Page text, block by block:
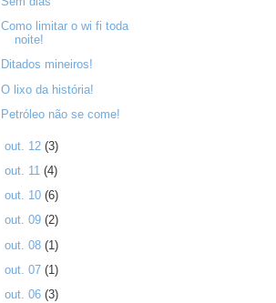
Como limitar o wi fi toda
noite!
Ditados mineiros!
O lixo da história!
Petróleo não se come!
out. 12 (3)
out. 11 (4)
out. 10 (6)
out. 09 (2)
out. 08 (1)
out. 07 (1)
out. 06 (3)